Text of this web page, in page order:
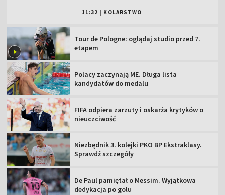
11:32 KOLARSTWO
Tour de Pologne: oglądaj studio przed 7.
etapem
Polacy zaczynają ME. Długa lista
kandydatów do medalu
FIFA odpiera zarzuty i oskarża krytyków o
nieuczciwość
Niezbędnik 3. kolejki PKO BP Ekstraklasy.
Sprawdź szczegóły
De Paul pamiętał o Messim. Wyjątkowa
dedykacja po golu